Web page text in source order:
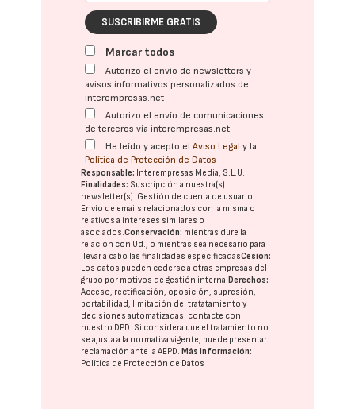
SUSCRIBIRME GRATIS
Marcar todos
Autorizo el envío de newsletters y
avisos informativos personalizados de
interempresas.net
Autorizo el envío de comunicaciones
de terceros vía interempresas.net
He leído y acepto elAviso Legal y la
Política de Protección de Datos
Responsable: Interempresas Media, S.L.U.
Finalidades: Suscripción a nuestra(s)
newsletter(s). Gestión de cuenta de usuario.
Envío de emails relacionados con la misma o
relativos a intereses similares o
asociados.Conservación: mientras dure la
relación con Ud., o mientras sea necesario para
llevar a cabo las finalidades especificadasCesión:
Los datos pueden cederse a otras empresas del
grupo por motivos de gestión interna. Derechos:
Acceso, rectificación, oposición, supresión,
portabilidad, limitación del tratatamiento y
decisiones automatizadas: contacte con
nuestro DPD. Si considera que el tratamiento no
se ajusta a la normativa vigente, puede presentar
reclamación ante laAEPD. Más información:
Política de Protección de Datos